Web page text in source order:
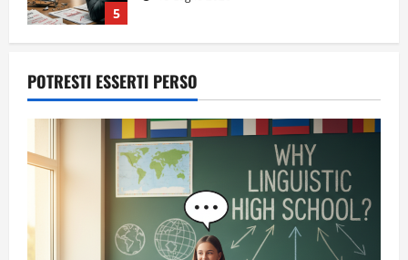
5
A Sergio, dal ragazzo furbo
28 Luglio 2026
2
Dal sogno di Capo Verde all’ultima danza
dei campioni: cinque momenti che
hanno raccontato il Mondiale 2026
24 Luglio 2026
POTRESTI ESSERTI PERSO